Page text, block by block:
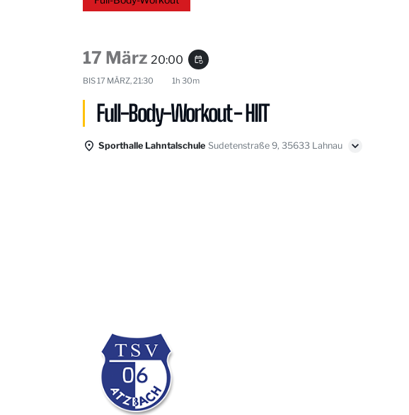
17 März 20:00 event_repeat
BIS17 MÄRZ, 21:30 1h 30m
Full-Body-Workout - HIIT
Sporthalle Lahntalschule Sudetenstraße 9, 35633 Lahnau